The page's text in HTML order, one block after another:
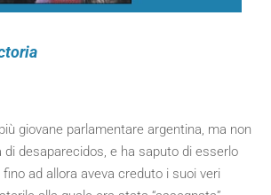
giovane parlamentare argentina, ma non
di desaparecidos, e ha saputo di esserlo
ad allora aveva creduto i suoi veri